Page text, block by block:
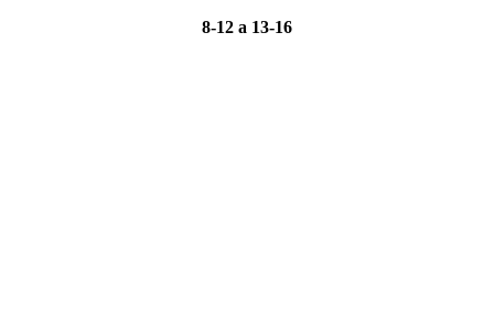
8-12 a 13-16